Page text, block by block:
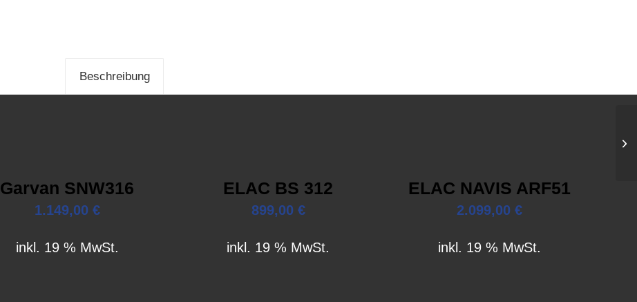
Beschreibung
Garvan SNW316
1.149,00 €
inkl. 19 % MwSt.
ELAC BS 312
899,00 €
inkl. 19 % MwSt.
ELAC NAVIS ARF51
2.099,00 €
inkl. 19 % MwSt.